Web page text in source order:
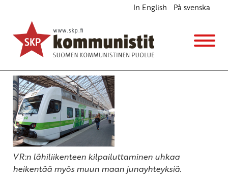
In English På svenska
Liikenneministerin pysäytettävä VR:n kilpailutus
Ajankohtaista
6.2.2013 - 9:05(Muokattu 6.11.2025 - 13:40)
VR:n lähiliikenteen kilpailuttaminen uhkaa
heikentää myös muun maan junayhteyksiä.